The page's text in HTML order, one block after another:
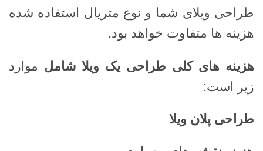
طراحی ویلای شما و نوع متریال استفاده شده
هزینه ها متفاوت خواهد بود.
هزینه های کلی طراحی یک ویلا شامل موارد
زیر است:
طراحی پلان ویلا